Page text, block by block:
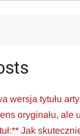
wersja tytułu
oryginału, ale
Jak